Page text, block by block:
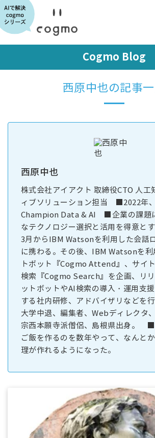
Cogmo Blog
西原中也の記事
西原中也
株式会社アイアクト 取締役CTO 人工
ィブソリューション担当 ■2022年
Champion Data & AI ■企業の課題
なテクノロジー選択と活用を得意
3月からIBM Watsonを利用した会話
に携わる。その後、IBM Watsonを利
トボット『Cogmo Attend』、サイ
検索『Cogmo Search』を企画、リ
ットボットやAI検索の導入・運用支
する社内研修、アドバイザリなど
大学中退、編集者、Webディレクタ
宗西本願寺派僧侶、島根県出身。 ■
ご飯を作るのを数年やって、なんと
理が作れるようになった。